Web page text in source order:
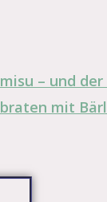
– und
mit